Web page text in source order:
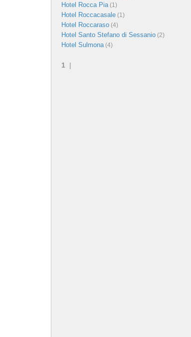
Hotel Rocca Pia(1)
Hotel Roccacasale (1)
Hotel Roccaraso (4)
Hotel Santo Stefano di Sessanio (2)
Hotel Sulmona(4)
1 |